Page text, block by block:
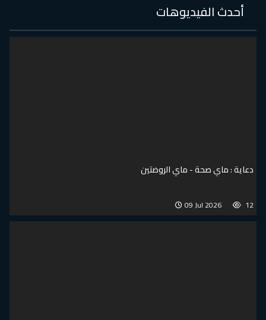
أحدث الفيديوهات
دعاية : ماي صحة - ماي الروضتين
12
09 Jul 2026